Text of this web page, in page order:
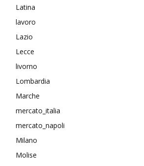
Latina
lavoro
Lazio
Lecce
livorno
Lombardia
Marche
mercato_italia
mercato_napoli
Milano
Molise